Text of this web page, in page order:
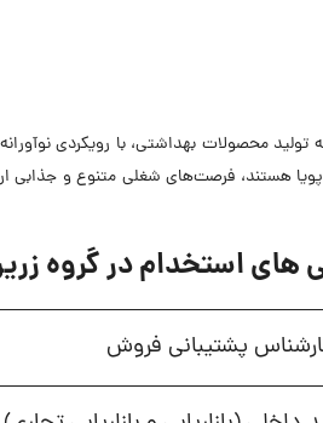
تولید محصولات بهداشتی، با رویکردی
هستند، فرصت‌های شغلی متنوع و جذابی
استخدام در گروه
پشتیبانی فروش